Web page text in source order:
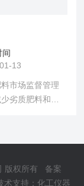
间
13
市场监督管理
劣质肥料和假
版权所有 备案
支持：化工仪器